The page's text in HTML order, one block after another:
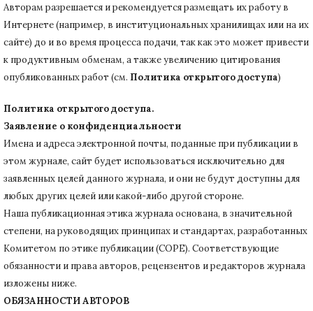
Авторам разрешается и рекомендуется размещать их работу в
Интернете (например, в институциональных хранилищах или на их
сайте) до и во время процесса подачи, так как это может привести
к продуктивным обменам, а также увеличению цитирования
опубликованных работ (см. Политика открытого доступа)
Политика открытого доступа.
Заявление о конфиденциальности
Имена и адреса электронной почты, поданные при публикации в
этом журнале, сайт будет использоваться исключительно для
заявленных целей данного журнала, и они не будут доступны для
любых других целей или какой-либо другой стороне.
Наша публикационная этика журнала основана, в значительной
степени, на руководящих принципах и стандартах, разработанных
Комитетом по этике публикации (COPE). Соответствующие
обязанности и права авторов, рецензентов и редакторов журнала
изложены ниже.
ОБЯЗАННОСТИ АВТОРОВ